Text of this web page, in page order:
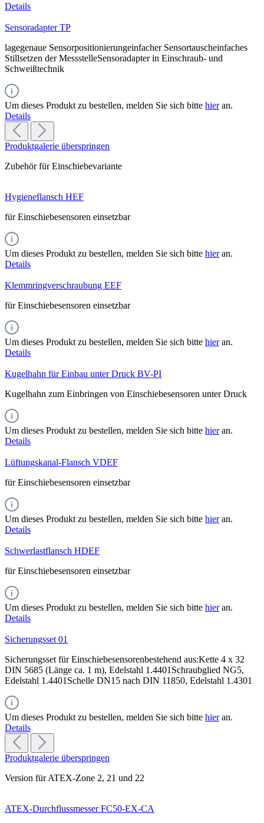
Details
Sensoradapter TP
lagegenaue Sensorpositionierungeinfacher Sensortauscheinfaches
Stillsetzen der MessstelleSensoradapter in Einschraub- und
Schweißtechnik
Um dieses Produkt zu bestellen, melden Sie sich bitte hieran.
Details
Produktgalerie überspringen
Zubehör für Einschiebevariante
Hygieneflansch HEF
für Einschiebesensoren einsetzbar
Um dieses Produkt zu bestellen, melden Sie sich bitte hieran.
Details
Klemmringverschraubung EEF
für Einschiebesensoren einsetzbar
Um dieses Produkt zu bestellen, melden Sie sich bitte hieran.
Details
Kugelhahn für Einbau unter Druck BV-PI
Kugelhahn zum Einbringen von Einschiebesensoren unter Druck
Um dieses Produkt zu bestellen, melden Sie sich bitte hieran.
Details
Lüftungskanal-Flansch VDEF
für Einschiebesensoren einsetzbar
Um dieses Produkt zu bestellen, melden Sie sich bitte hieran.
Details
Schwerlastflansch HDEF
für Einschiebesensoren einsetzbar
Um dieses Produkt zu bestellen, melden Sie sich bitte hieran.
Details
Sicherungsset 01
Sicherungsset für Einschiebesensorenbestehend aus:Kette 4 x 32
DIN 5685 (Länge ca. 1 m), Edelstahl 1.4401Schraubglied NG5,
Edelstahl 1.4401Schelle DN15 nach DIN 11850, Edelstahl 1.4301
Um dieses Produkt zu bestellen, melden Sie sich bitte hieran.
Details
Produktgalerie überspringen
Version für ATEX-Zone 2, 21 und 22
ATEX-Durchflussmesser FC50-EX-CA